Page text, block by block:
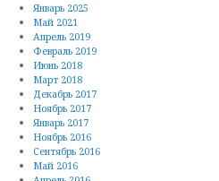
Январь 2025
Май 2021
Апрель 2019
Февраль 2019
Июнь 2018
Март 2018
Декабрь 2017
Ноябрь 2017
Январь 2017
Ноябрь 2016
Сентябрь 2016
Май 2016